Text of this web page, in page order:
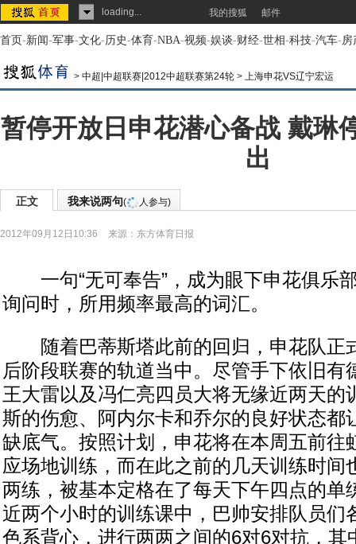
loading... 我的搜狐 邮件
首页-新闻-军事-文化-历史-体育-NBA-视频-娱谈-财经-世相-科技-汽车-房
> 中超|中超联赛|2012中超联赛第24轮 > 上海申花VS辽宁宏运
暂停开放日申花潜心备战 戴琳
出
正文 我来说两句( 人参与)
2012年09月12日10:36 来源： 东方体育日报
一句“无可奉告”，成为眼下申花俱乐
询问时，所用频率最高的词汇。
随着巴蒂斯塔此前的回归，申花队正
后阶段联赛的轨道当中。尽管手下依旧有
王大雷以及冯仁亮四员大将无缘近两天的
斯的伤愈、阿内尔卡和乔尔的良好状态都
缺底气。按照计划，申花将在本周五前往
应场地训练，而在此之前的几天训练时间
两练，被基本定格在了每天下午四点的单
近两个小时的训练课中，巴帅安排队员们
色系背心，进行两两之间的6对6对抗，其